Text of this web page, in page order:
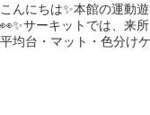
こんにちは✨本館の運動
👀✨サーキットでは、来
平均台・マット・色分け